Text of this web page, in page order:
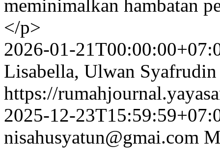
meminimalkan hambatan
</p>
2026-01-
Lisabella, Ulwan Syafrudin
https://
2025-12-
nisahusyatun@gmai.com